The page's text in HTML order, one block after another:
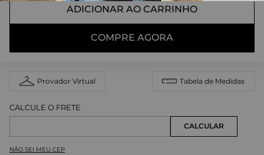
ADICIONAR AO CARRINHO
COMPRE AGORA
Provador Virtual Tabela de Medidas
NÃO SEI MEU CEP